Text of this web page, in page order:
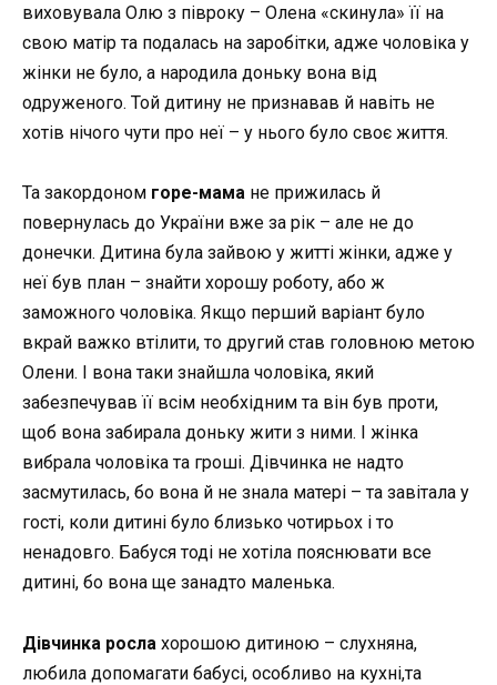
виховувала Олю з півроку – Олена «скинула» її на
свою матір та подалась на заробітки, адже чоловіка у
жінки не було, а народила доньку вона від
одруженого. Той дитину не признавав й навіть не
хотів нічого чути про неї – у нього було своє життя.
Та закордоном горе-мама не прижилась й
повернулась до України вже за рік – але не до
донечки. Дитина була зайвою у житті жінки, адже у
неї був план – знайти хорошу роботу, або ж
заможного чоловіка. Якщо перший варіант було
вкрай важко втілити, то другий став головною метою
Олени. І вона таки знайшла чоловіка, який
забезпечував її всім необхідним та він був проти,
щоб вона забирала доньку жити з ними. І жінка
вибрала чоловіка та гроші. Дівчинка не надто
засмутилась, бо вона й не знала матері – та завітала у
гості, коли дитині було близько чотирьох і то
ненадовго. Бабуся тоді не хотіла пояснювати все
дитині, бо вона ще занадто маленька.
Дівчинка росла хорошою дитиною – слухняна,
любила допомагати бабусі, особливо на кухні,та